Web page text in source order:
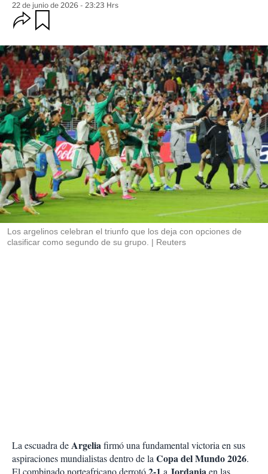
22 de junio de 2026 - 23:23 Hrs
O
p
i
o
n
e
s
d
e
c
o
m
p
a
r
t
i
r
d
a
r
Los argelinos celebran el triunfo que los deja con opciones de
clasificar como segundo de su grupo.
Reuters
La escuadra deArgeliafirmó una fundamental victoria en sus
aspiraciones mundialistas dentro de laCopa del Mundo 2026.